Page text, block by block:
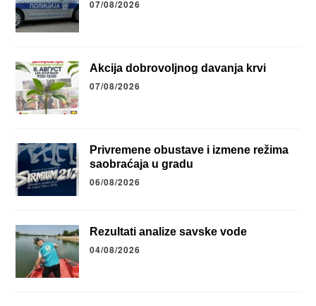
07/08/2026
Akcija dobrovoljnog davanja krvi
07/08/2026
Privremene obustave i izmene režima
saobraćaja u gradu
06/08/2026
Rezultati analize savske vode
04/08/2026